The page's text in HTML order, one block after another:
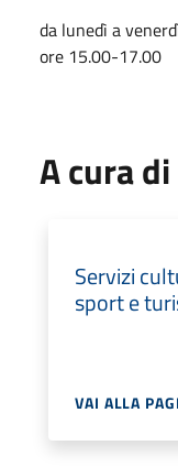
da lunedì a
ore 15.00-17.00
A cura di
Servizi
sport e
VAI ALLA